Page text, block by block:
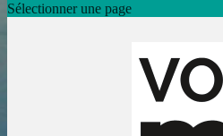
Sélectionner une page